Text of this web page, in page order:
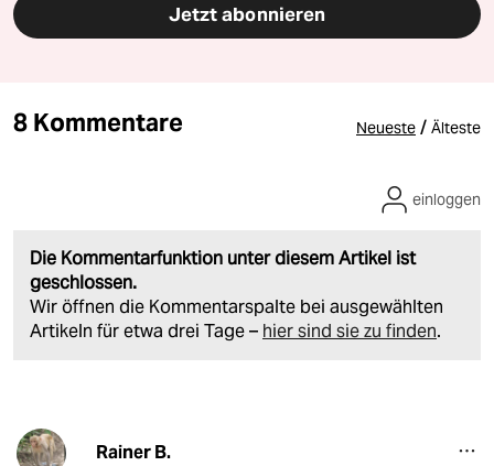
Jetzt abonnieren
8 Kommentare Neueste / Älteste
Die Kommentarfunktion unter diesem Artikel ist
geschlossen.
Wir öffnen die Kommentarspalte bei ausgewählten
Artikeln für etwa drei Tage – hier sind sie zu finden.
einloggen
Rainer B.